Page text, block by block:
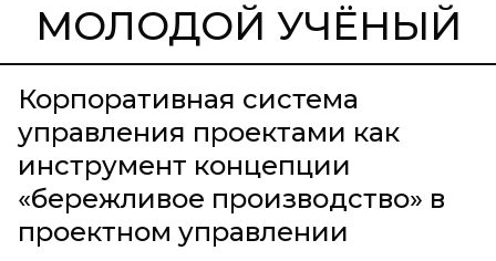
МОЛОДОЙ УЧЁНЫЙ
Корпоративная система
управления проектами как
инструмент концепции
«бережливое производство» в
проектном управлении